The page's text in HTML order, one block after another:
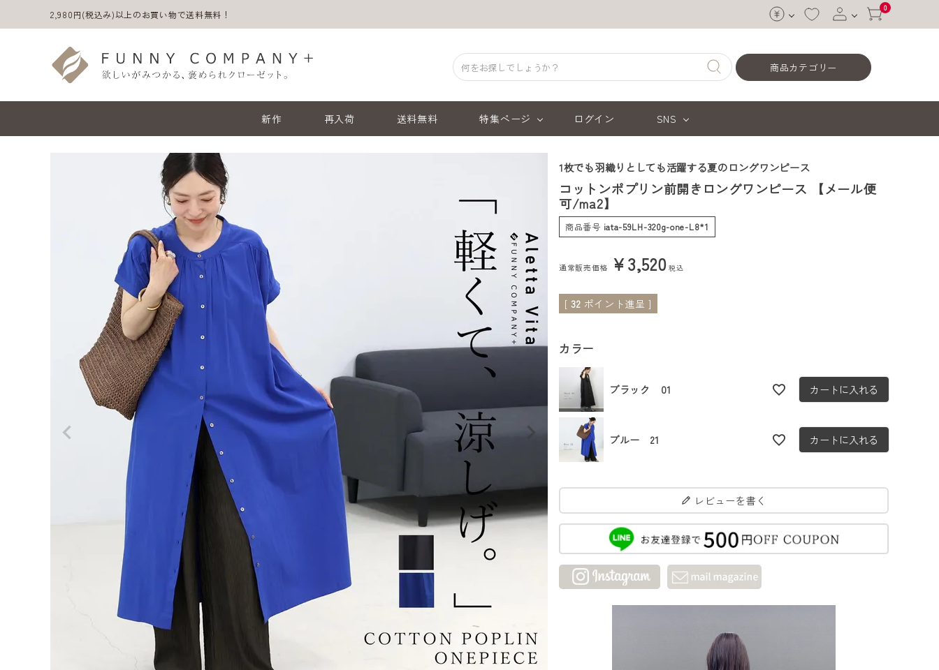
2,980円(税込み)以上のお買い物で送料無料！
会員登録
0
商品カテゴリー
新作 再入荷 送料無料 特集ページ ログイン SNS
会員登録
1枚でも羽織りとしても活躍する夏のロングワンピース
コットンポプリン前開きロングワンピース 【メール便
可/ma2】
商品番号 iata-59LH-320g-one-L8*1
通常販売価格 ¥3,520 税込
[ 32 ポイント進呈 ]
カラー
ブラック 01 カートに入れる
ブルー 21 カートに入れる
レビューを書く